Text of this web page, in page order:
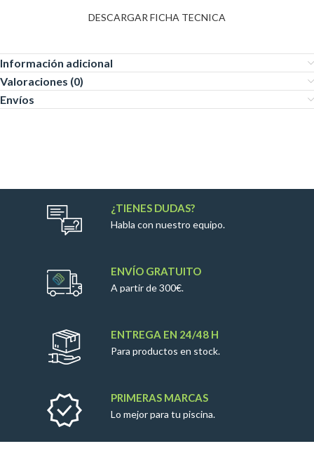
DESCARGAR FICHA TECNICA
Información adicional
Valoraciones (0)
Envíos
¿TIENES DUDAS?
Habla con nuestro equipo.
ENVÍO GRATUITO
A partir de 300€.
ENTREGA EN 24/48 H
Para productos en stock.
PRIMERAS MARCAS
Lo mejor para tu piscina.